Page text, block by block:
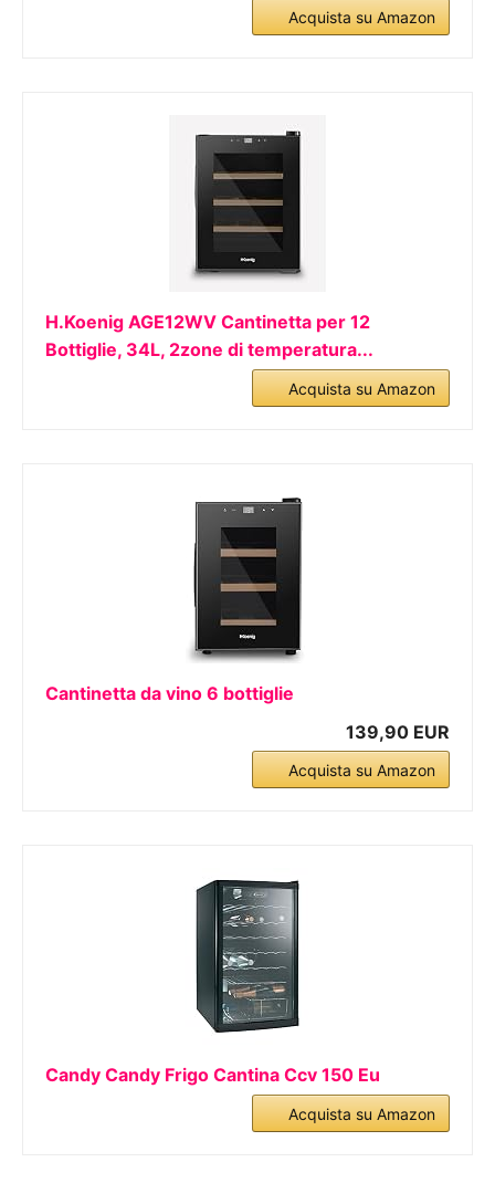
Acquista su Amazon
H.Koenig AGE12WV Cantinetta per 12
Bottiglie, 34L, 2zone di temperatura...
Acquista su Amazon
Cantinetta da vino 6 bottiglie
139,90 EUR
Acquista su Amazon
Candy Candy Frigo Cantina Ccv 150 Eu
Acquista su Amazon